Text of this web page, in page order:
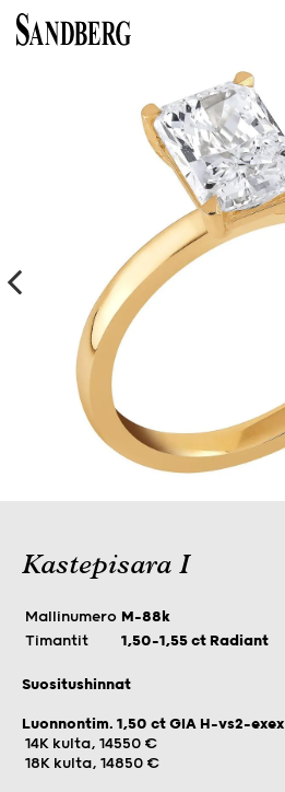
Kastepisara I
Mallinumero M-88k
Timantit
1,50-1,55 ct Radiant
Suositushinnat
Luonnontim. 1,50 ct GIA H-vs2-exex
14K kulta, 14550 €
18K kulta, 14850 €